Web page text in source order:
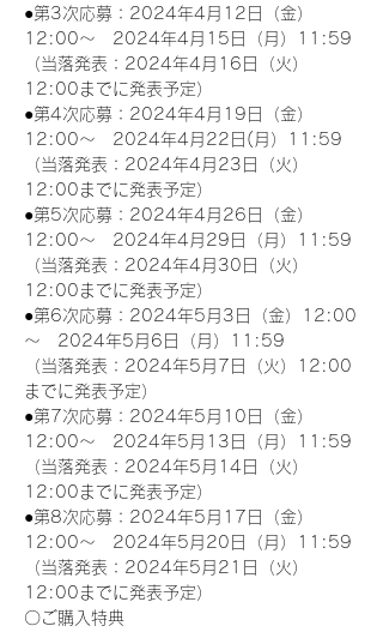
●第3次応募：2024年4月12日（金）
12:00～　2024年4月15日（月）11:59
（当落発表：2024年4月16日（火）
12:00までに発表予定）
●第4次応募：2024年4月19日（金）
12:00～　2024年4月22日(月）11:59
（当落発表：2024年4月23日（火）
12:00までに発表予定）
●第5次応募：2024年4月26日（金）
12:00～　2024年4月29日（月）11:59
（当落発表：2024年4月30日（火）
12:00までに発表予定）
●第6次応募：2024年5月3日（金）12:00
～　2024年5月6日（月）11:59
（当落発表：2024年5月7日（火）12:00
までに発表予定）
●第7次応募：2024年5月10日（金）
12:00～　2024年5月13日（月）11:59
（当落発表：2024年5月14日（火）
12:00までに発表予定）
●第8次応募：2024年5月17日（金）
12:00～　2024年5月20日（月）11:59
（当落発表：2024年5月21日（火）
12:00までに発表予定）
〇ご購入特典